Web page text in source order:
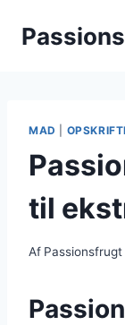
MAD
til
Af Passionsfrugt